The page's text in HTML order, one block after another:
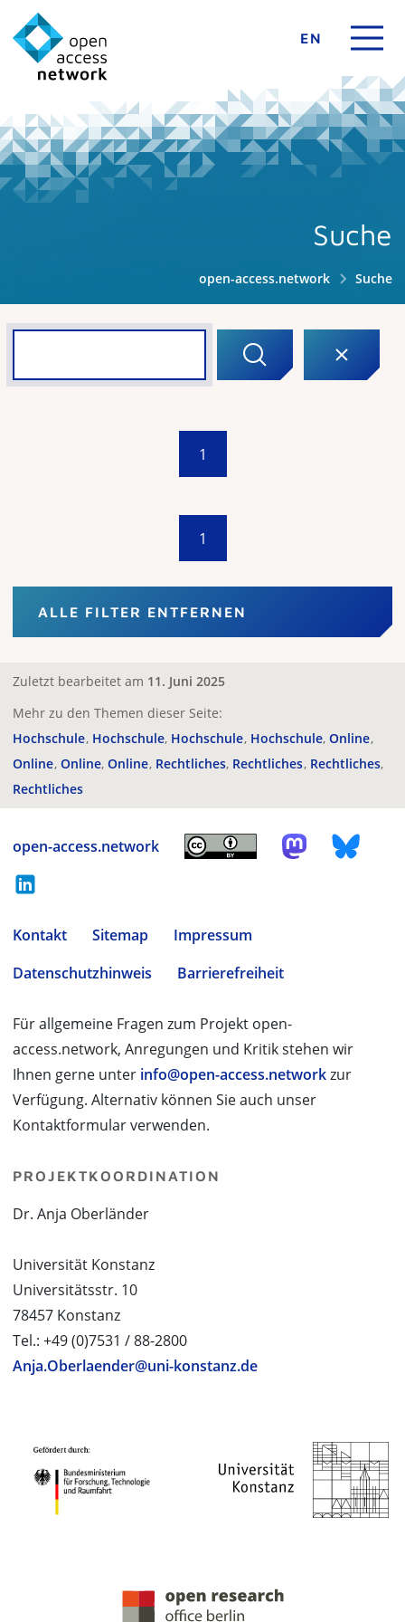
EN
Suche
open-access.network Suche
1
1
ALLE FILTER ENTFERNEN
Zuletzt bearbeitet am 11. Juni 2025
Mehr zu den Themen dieser Seite:
Hochschule Hochschule Hochschule Hochschule Online
Online Online Online Rechtliches Rechtliches Rechtliches
Rechtliches
open-access.network
Kontakt Sitemap
Impressum
Datenschutzhinweis
Barrierefreiheit
Für allgemeine Fragen zum Projekt open-
access.network, Anregungen und Kritik stehen wir
Ihnen gerne unter info@open-access.networkzur
Verfügung. Alternativ können Sie auch unser
Kontaktformular verwenden.
PROJEKTKOORDINATION
Dr. Anja Oberländer
Universität Konstanz
Universitätsstr. 10
78457 Konstanz
Tel.: +49 (0)7531 / 88-2800
Anja.Oberlaender@uni-konstanz.de